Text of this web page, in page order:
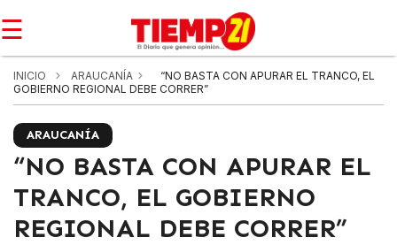
☰
INICIO ARAUCANÍA
“NO BASTA CON APURAR EL TRANCO, EL
GOBIERNO REGIONAL DEBE CORRER”
ARAUCANÍA
“NO BASTA CON APURAR EL
TRANCO, EL GOBIERNO
REGIONAL DEBE CORRER”